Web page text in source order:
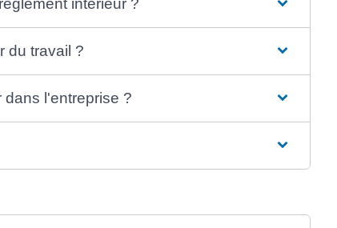
du travail ?
dans l'entreprise ?